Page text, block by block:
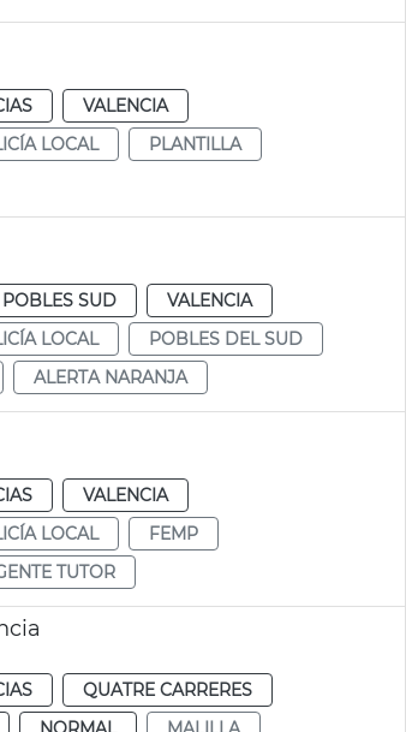
VALENCIA
LOCAL
PLANTILLA
POBLES SUD
VALENCIA
LOCAL
POBLES DEL SUD
ALERTA NARANJA
VALENCIA
LOCAL
FEMP
TUTOR
QUATRE CARRERES